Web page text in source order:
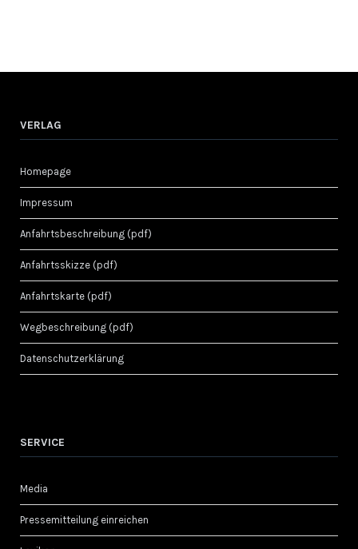
VERLAG
Homepage
Impressum
Anfahrtsbeschreibung (pdf)
Anfahrtsskizze (pdf)
Anfahrtskarte (pdf)
Wegbeschreibung (pdf)
Datenschutzerklärung
SERVICE
Media
Pressemitteilung einreichen